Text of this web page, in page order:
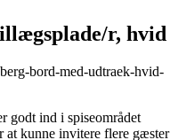
r, hvid
bord-med-udtraek-hvid-
godt ind i spiseområdet
kunne invitere flere gæster